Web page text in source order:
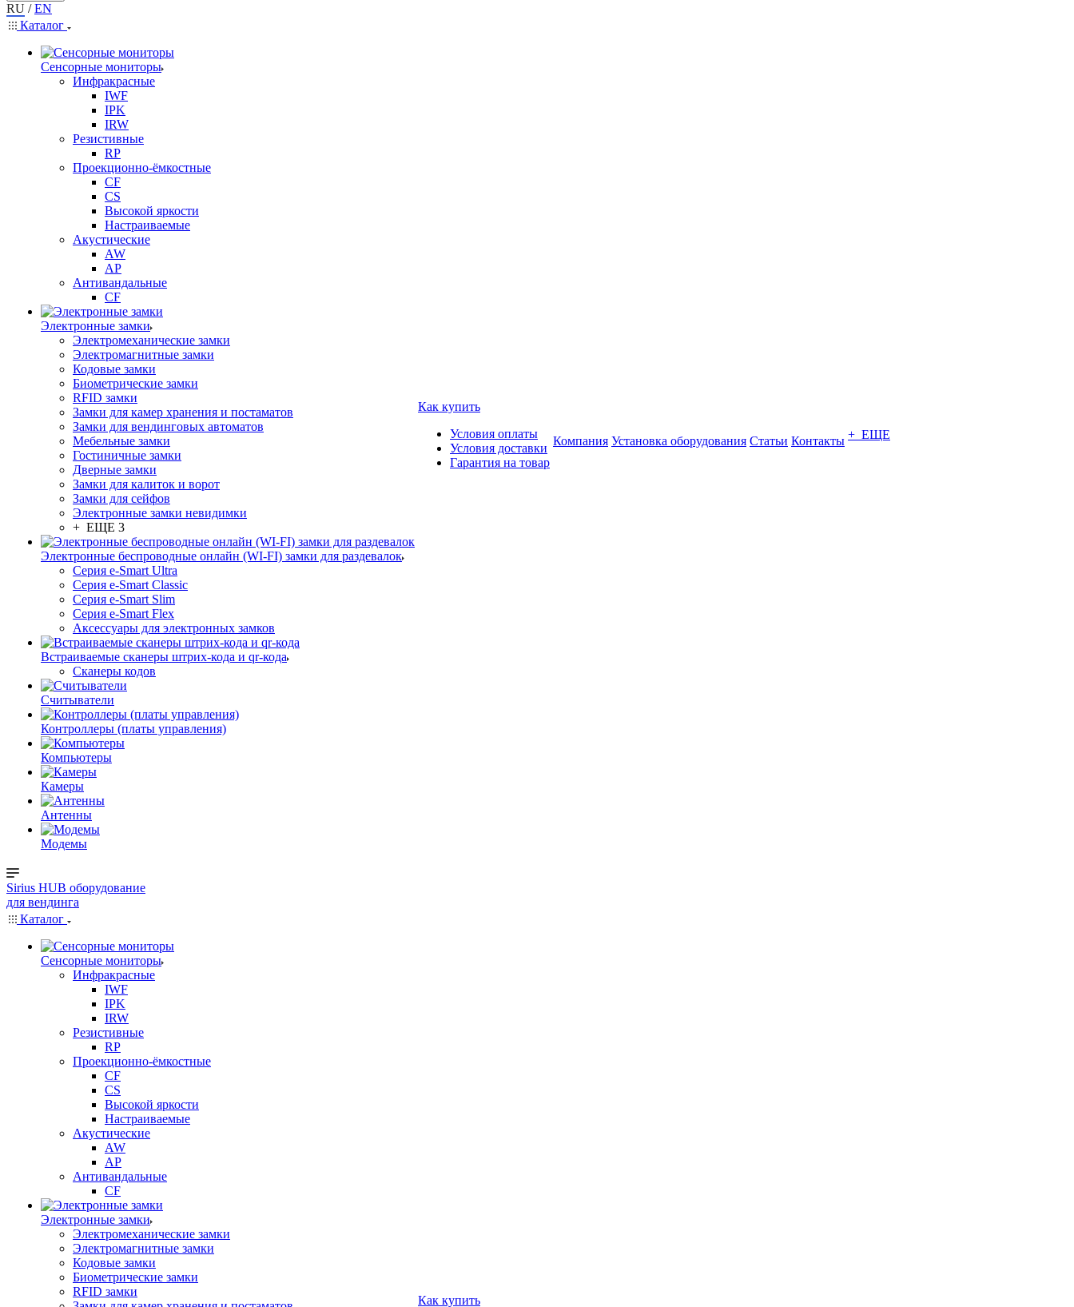
RU /EN
Каталог
Сенсорные мониторы
Инфракрасные
IWF
IPK
IRW
Резистивные
RP
Проекционно-ёмкостные
CF
CS
Высокой яркости
Настраиваемые
Акустические
AW
AP
Антивандальные
CF
Электронные замки
Электромеханические замки
Электромагнитные замки
Кодовые замки
Биометрические замки
RFID замки
Замки для камер хранения и постаматов
Замки для вендинговых автоматов
Мебельные замки
Гостиничные замки
Дверные замки
Замки для калиток и ворот
Замки для сейфов
Электронные замки невидимки
+ ЕЩЕ 3
Электронные беспроводные онлайн (WI-FI) замки для раздевалок
Серия e-Smart Ultra
Серия e-Smart Classic
Серия e-Smart Slim
Серия e-Smart Flex
Аксессуары для электронных замков
Встраиваемые сканеры штрих-кода и qr-кода
Сканеры кодов
Считыватели
Контроллеры (платы управления)
Компьютеры
Камеры
Антенны
Модемы
Как купить
Условия оплаты
Условия доставки
Гарантия на товар
Компания Установка оборудования Статьи Контакты + ЕЩЕ
Sirius HUB оборудование
для вендинга
Каталог
Сенсорные мониторы
Инфракрасные
IWF
IPK
IRW
Резистивные
RP
Проекционно-ёмкостные
CF
CS
Высокой яркости
Настраиваемые
Акустические
AW
AP
Антивандальные
CF
Электронные замки
Электромеханические замки
Электромагнитные замки
Кодовые замки
Биометрические замки
RFID замки
Как купить